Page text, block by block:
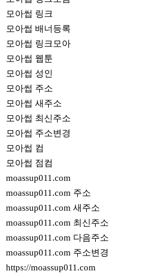
모아썹 링크
모아썹 배너등록
모아썹 링크모아
모아썹 웹툰
모아썹 성인
모아썹 주소
모아썹 새주소
모아썹 최신주소
모아썹 주소변경
모아썹 컴
모아썹 점컴
moassup011.com
moassup011.com 주소
moassup011.com 새주소
moassup011.com 최신주소
moassup011.com 다음주소
moassup011.com 주소변경
https://moassup011.com